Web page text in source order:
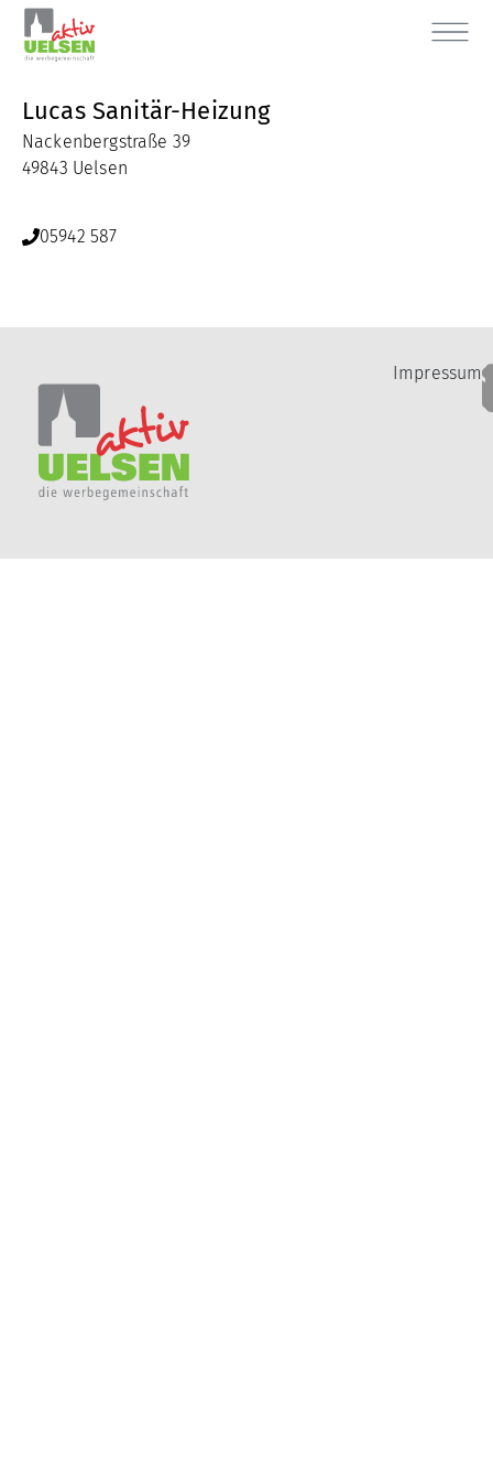
Lucas Sanitär-Heizung
Nackenbergstraße 39
49843 Uelsen
05942 587
Impressum